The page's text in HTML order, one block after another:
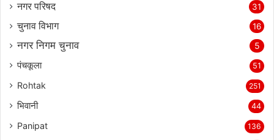
नगर परिषद 31
चुनाव विभाग 16
नगर निगम चुनाव 5
पंचकूला 51
Rohtak 251
भिवानी 44
Panipat 136